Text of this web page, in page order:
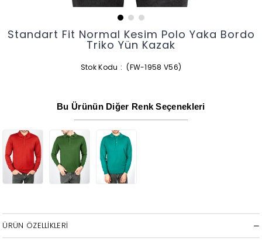
Standart Fit Normal Kesim Polo Yaka Bordo
Triko Yün Kazak
Stok Kodu (FW-1958 V56)
Bu Ürünün Diğer Renk Seçenekleri
ÜRÜN ÖZELLIKLERI